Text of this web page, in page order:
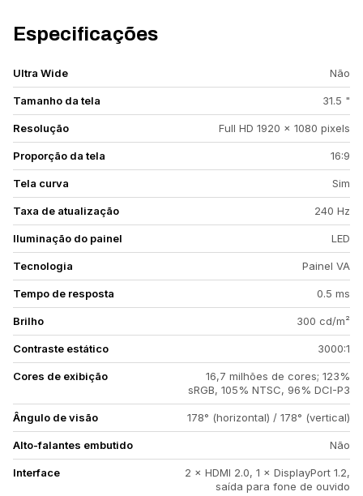
Especificações
Ultra Wide Não
Tamanho da tela 31.5 "
Resolução Full HD 1920 × 1080 pixels
Proporção da tela 16:9
Tela curva Sim
Taxa de atualização 240 Hz
Iluminação do painel LED
Tecnologia Painel VA
Tempo de resposta 0.5 ms
Brilho 300 cd/m²
Contraste estático 3000:1
Cores de exibição
16,7 milhões de cores; 123%
sRGB, 105% NTSC, 96% DCI-P3
Ângulo de visão 178° (horizontal) / 178° (vertical)
Alto-falantes embutido Não
Interface
2 × HDMI 2.0, 1 × DisplayPort 1.2,
saída para fone de ouvido